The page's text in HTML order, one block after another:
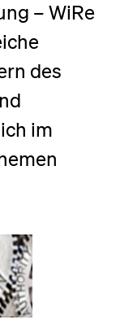
– WiRe
des
im